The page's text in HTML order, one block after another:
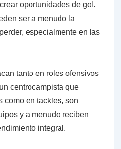
oportunidades de gol.
ser a menudo la
especialmente en las
tanto en roles ofensivos
centrocampista que
como en tackles, son
y a menudo reciben
integral.